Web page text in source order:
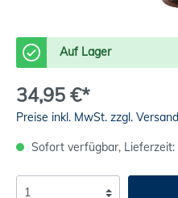
Auf Lager
34,95 €*
Preise inkl. MwSt. zzgl.
Sofort verfügbar,